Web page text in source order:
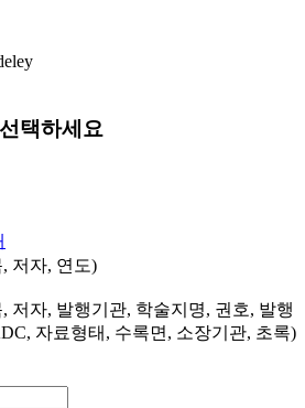
택하세요
저자, 연도)
저자, 발행기관, 학술지명, 권호, 발행
자료형태, 수록면, 소장기관, 초록)